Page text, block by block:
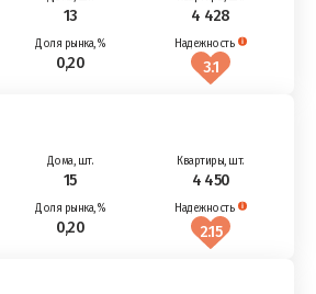
13 4 428
0,20 3.1
15 4 450
0,20 2.15